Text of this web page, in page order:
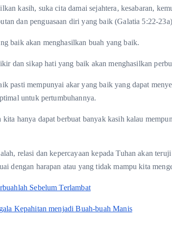
kasih, suka cita damai sejahtera, kesabaran,
dan penguasaan diri yang baik (Galatia 5:22-
baik akan menghasilkan buah yang baik.
dan sikap hati yang baik akan menghasilkan
pasti mempunyai akar yang baik yang dapat
untuk pertumbuhannya.
hanya dapat berbuat banyak kasih kalau
relasi dan kepercayaan kepada Tuhan akan
dengan harapan atau yang tidak mampu kita
Sebelum Terlambat
Kepahitan menjadi Buah-buah Manis